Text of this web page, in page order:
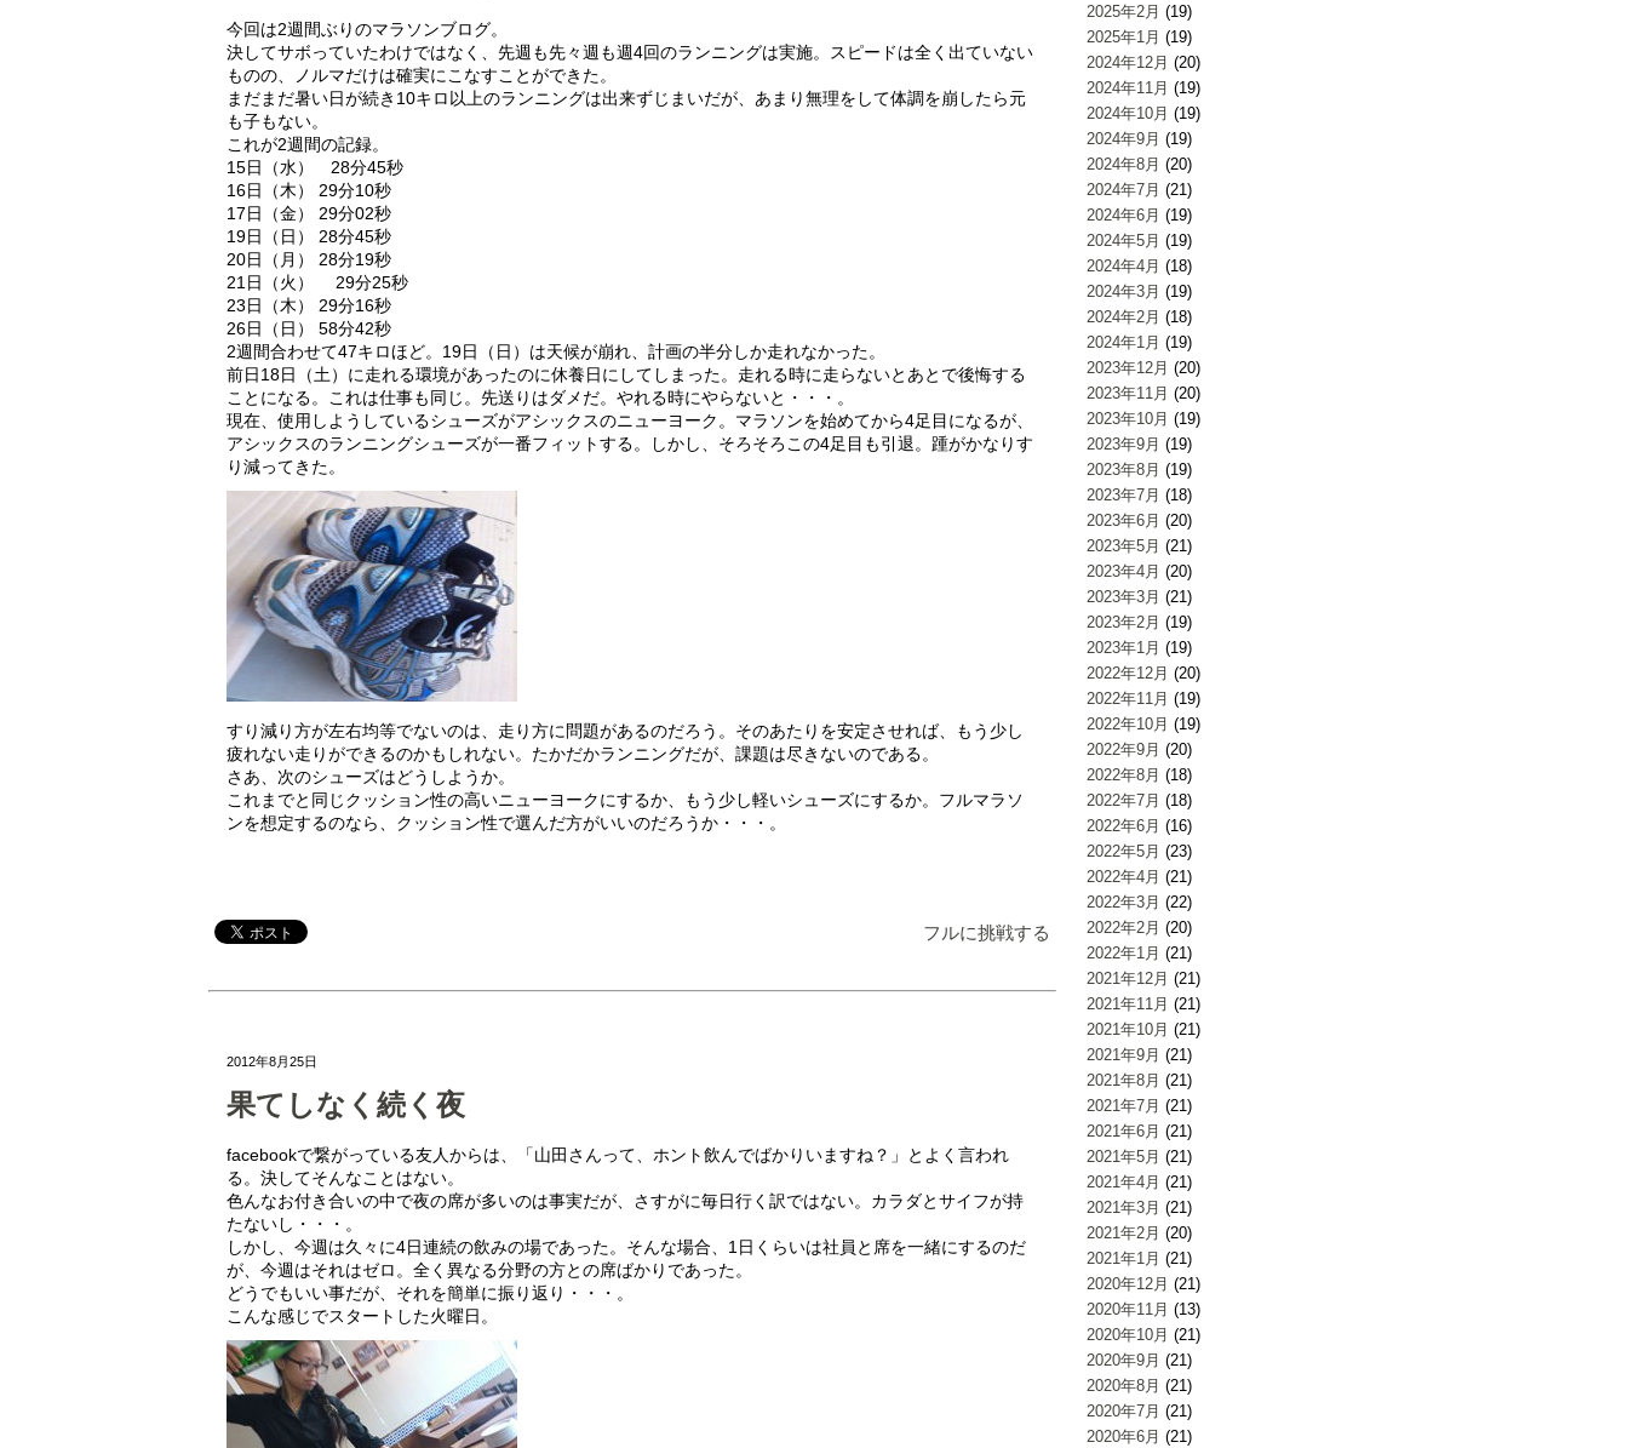
2025年2月 (19)
2025年1月 (19)
2024年12月 (20)
2024年11月 (19)
2024年10月 (19)
2024年9月 (19)
2024年8月 (20)
2024年7月 (21)
2024年6月 (19)
2024年5月 (19)
2024年4月 (18)
2024年3月 (19)
2024年2月 (18)
2024年1月 (19)
2023年12月 (20)
2023年11月 (20)
2023年10月 (19)
2023年9月 (19)
2023年8月 (19)
2023年7月 (18)
2023年6月 (20)
2023年5月 (21)
2023年4月 (20)
2023年3月 (21)
2023年2月 (19)
2023年1月 (19)
2022年12月 (20)
2022年11月 (19)
2022年10月 (19)
2022年9月 (20)
2022年8月 (18)
2022年7月 (18)
2022年6月 (16)
2022年5月 (23)
2022年4月 (21)
2022年3月 (22)
2022年2月 (20)
2022年1月 (21)
2021年12月 (21)
2021年11月 (21)
2021年10月 (21)
2021年9月 (21)
2021年8月 (21)
2021年7月 (21)
2021年6月 (21)
2021年5月 (21)
2021年4月 (21)
2021年3月 (21)
2021年2月 (20)
2021年1月 (21)
2020年12月 (21)
2020年11月 (13)
2020年10月 (21)
2020年9月 (21)
2020年8月 (21)
2020年7月 (21)
2020年6月 (21)
今回は2週間ぶりのマラソンブログ。
決してサボっていたわけではなく、先週も先々週も週4回のランニングは実施。スピードは全く出ていない
ものの、ノルマだけは確実にこなすことができた。
まだまだ暑い日が続き10キロ以上のランニングは出来ずじまいだが、あまり無理をして体調を崩したら元
も子もない。
これが2週間の記録。
15日（水） 28分45秒
16日（木） 29分10秒
17日（金） 29分02秒
19日（日） 28分45秒
20日（月） 28分19秒
21日（火） 29分25秒
23日（木） 29分16秒
26日（日） 58分42秒
2週間合わせて47キロほど。19日（日）は天候が崩れ、計画の半分しか走れなかった。
前日18日（土）に走れる環境があったのに休養日にしてしまった。走れる時に走らないとあとで後悔する
ことになる。これは仕事も同じ。先送りはダメだ。やれる時にやらないと・・・。
現在、使用しようしているシューズがアシックスのニューヨーク。マラソンを始めてから4足目になるが、
アシックスのランニングシューズが一番フィットする。しかし、そろそろこの4足目も引退。踵がかなりす
り減ってきた。
すり減り方が左右均等でないのは、走り方に問題があるのだろう。そのあたりを安定させれば、もう少し
疲れない走りができるのかもしれない。たかだかランニングだが、課題は尽きないのである。
さあ、次のシューズはどうしようか。
これまでと同じクッション性の高いニューヨークにするか、もう少し軽いシューズにするか。フルマラソ
ンを想定するのなら、クッション性で選んだ方がいいのだろうか・・・。
フルに挑戦する
2012年8月25日
果てしなく続く夜
facebookで繋がっている友人からは、「山田さんって、ホント飲んでばかりいますね？」とよく言われ
る。決してそんなことはない。
色んなお付き合いの中で夜の席が多いのは事実だが、さすがに毎日行く訳ではない。カラダとサイフが持
たないし・・・。
しかし、今週は久々に4日連続の飲みの場であった。そんな場合、1日くらいは社員と席を一緒にするのだ
が、今週はそれはゼロ。全く異なる分野の方との席ばかりであった。
どうでもいい事だが、それを簡単に振り返り・・・。
こんな感じでスタートした火曜日。